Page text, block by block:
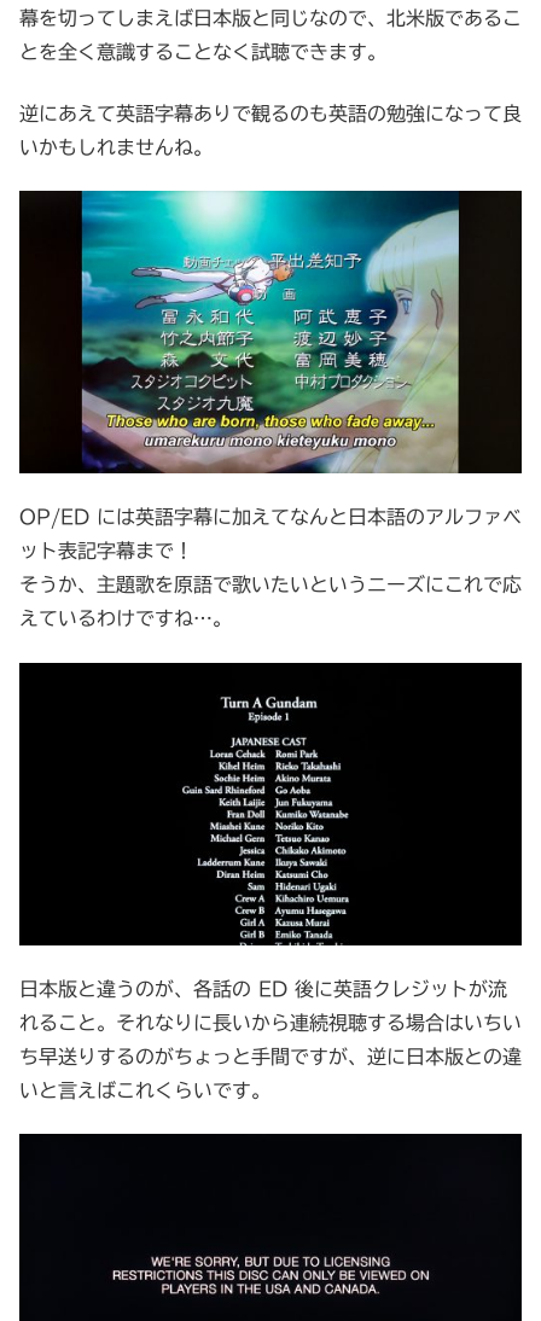
幕を切ってしまえば日本版と同じなので、北米版であるこ
とを全く意識することなく試聴できます。
逆にあえて英語字幕ありで観るのも英語の勉強になって良
いかもしれませんね。
OP/ED には英語字幕に加えてなんと日本語のアルファベ
ット表記字幕まで！
そうか、主題歌を原語で歌いたいというニーズにこれで応
えているわけですね…。
日本版と違うのが、各話の ED 後に英語クレジットが流
れること。それなりに長いから連続視聴する場合はいちい
ち早送りするのがちょっと手間ですが、逆に日本版との違
いと言えばこれくらいです。